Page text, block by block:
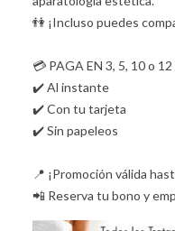
👫 ¡Incluso puedes
💳 PAGA EN 3, 5, 10 o 12
✔️ Al instante
✔️ Con tu tarjeta
✔️ Sin papeleos
📍 ¡Promoción válida
📲 Reserva tu bono y